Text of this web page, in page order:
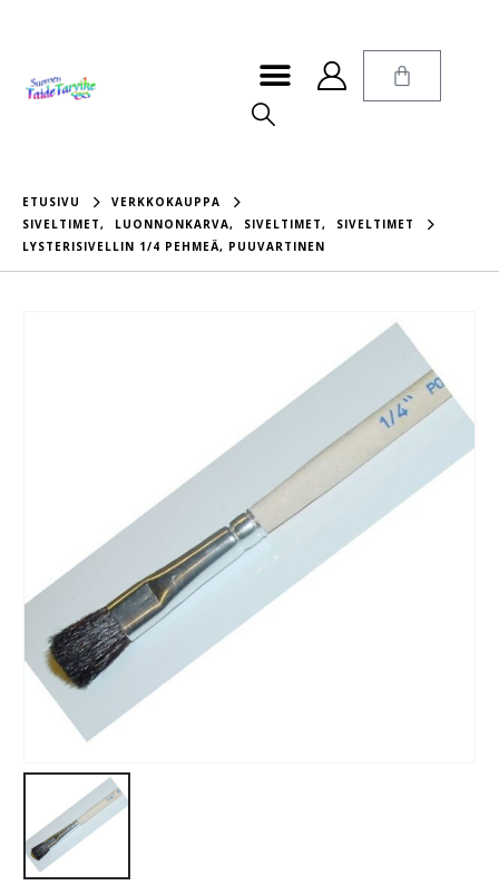
ETUSIVU
VERKKOKAUPPA
SIVELTIMET, LUONNONKARVA, SIVELTIMET,
SIVELTIMET
LYSTERISIVELLIN 1/4 PEHMEÄ, PUUVARTINEN